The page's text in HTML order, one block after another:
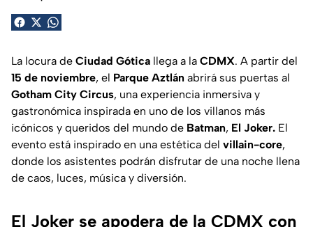
La locura de Ciudad Gótica llega a la CDMX. A partir del
15 de noviembre, el Parque Aztlán abrirá sus puertas al
Gotham City Circus, una experiencia inmersiva y
gastronómica inspirada en uno de los villanos más
icónicos y queridos del mundo de Batman, El Joker. El
evento está inspirado en una estética del villain-core,
donde los asistentes podrán disfrutar de una noche llena
de caos, luces, música y diversión.
El Joker se apodera de la CDMX con